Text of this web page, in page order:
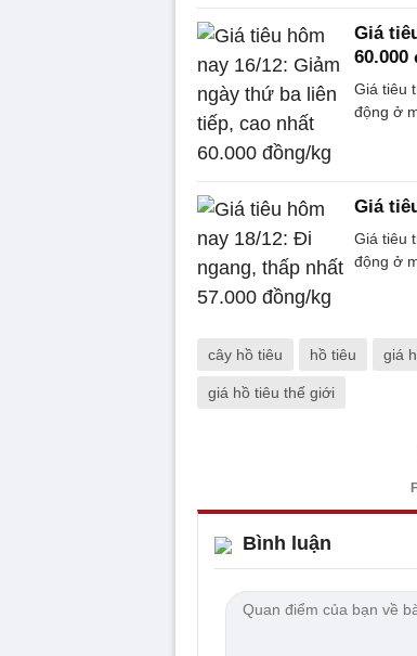
Giá
60.000
Giá tiêu
động ở
Giá
Giá tiêu
động ở
cây hồ tiêu hồ tiêu giá
giá hồ tiêu thế giới
Bình luận